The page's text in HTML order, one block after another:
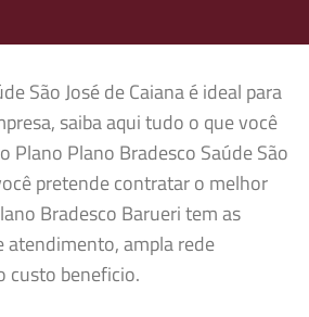
São José de Caiana é ideal para
saiba aqui tudo o que você
Plano Plano Bradesco Saúde São
pretende contratar o melhor
Bradesco Barueri tem as
atendimento, ampla rede
custo beneficio.